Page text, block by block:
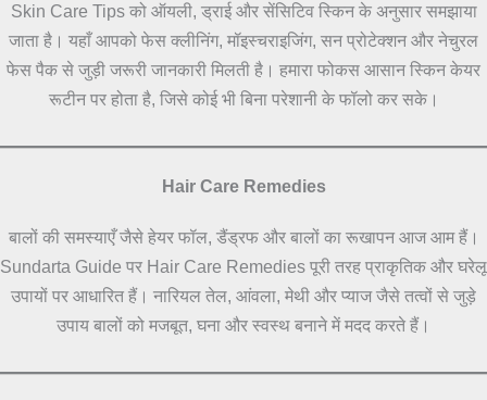
Skin Care Tips को ऑयली, ड्राई और सेंसिटिव स्किन के अनुसार समझाया
जाता है। यहाँ आपको फेस क्लीनिंग, मॉइस्चराइजिंग, सन प्रोटेक्शन और नेचुरल
फेस पैक से जुड़ी जरूरी जानकारी मिलती है। हमारा फोकस आसान स्किन केयर
रूटीन पर होता है, जिसे कोई भी बिना परेशानी के फॉलो कर सके।
Hair Care Remedies
बालों की समस्याएँ जैसे हेयर फॉल, डैंड्रफ और बालों का रूखापन आज आम हैं।
Sundarta Guide पर Hair Care Remedies पूरी तरह प्राकृतिक और घरेलू
उपायों पर आधारित हैं। नारियल तेल, आंवला, मेथी और प्याज जैसे तत्वों से जुड़े
उपाय बालों को मजबूत, घना और स्वस्थ बनाने में मदद करते हैं।